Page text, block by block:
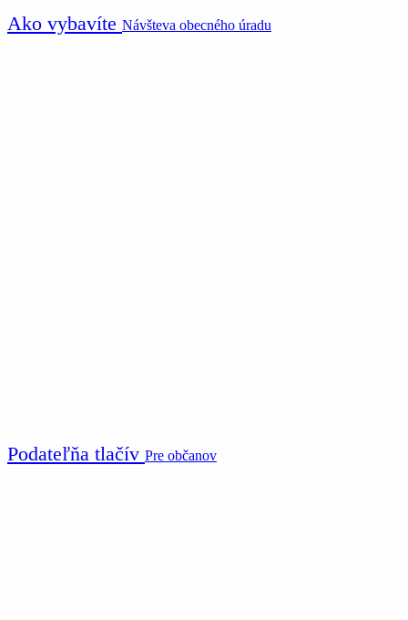
Ako vybavíte Návšteva obecného úradu
Podateľňa tlačív Pre občanov